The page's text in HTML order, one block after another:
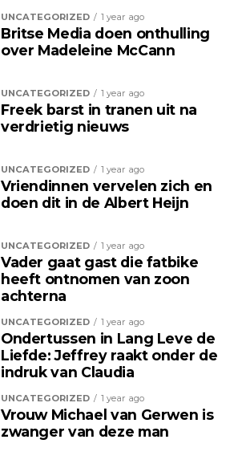
UNCATEGORIZED 1 year ago
Britse Media doen onthulling
over Madeleine McCann
UNCATEGORIZED 1 year ago
Freek barst in tranen uit na
verdrietig nieuws
UNCATEGORIZED 1 year ago
Vriendinnen vervelen zich en
doen dit in de Albert Heijn
UNCATEGORIZED 1 year ago
Vader gaat gast die fatbike
heeft ontnomen van zoon
achterna
UNCATEGORIZED 1 year ago
Ondertussen in Lang Leve de
Liefde: Jeffrey raakt onder de
indruk van Claudia
UNCATEGORIZED 1 year ago
Vrouw Michael van Gerwen is
zwanger van deze man